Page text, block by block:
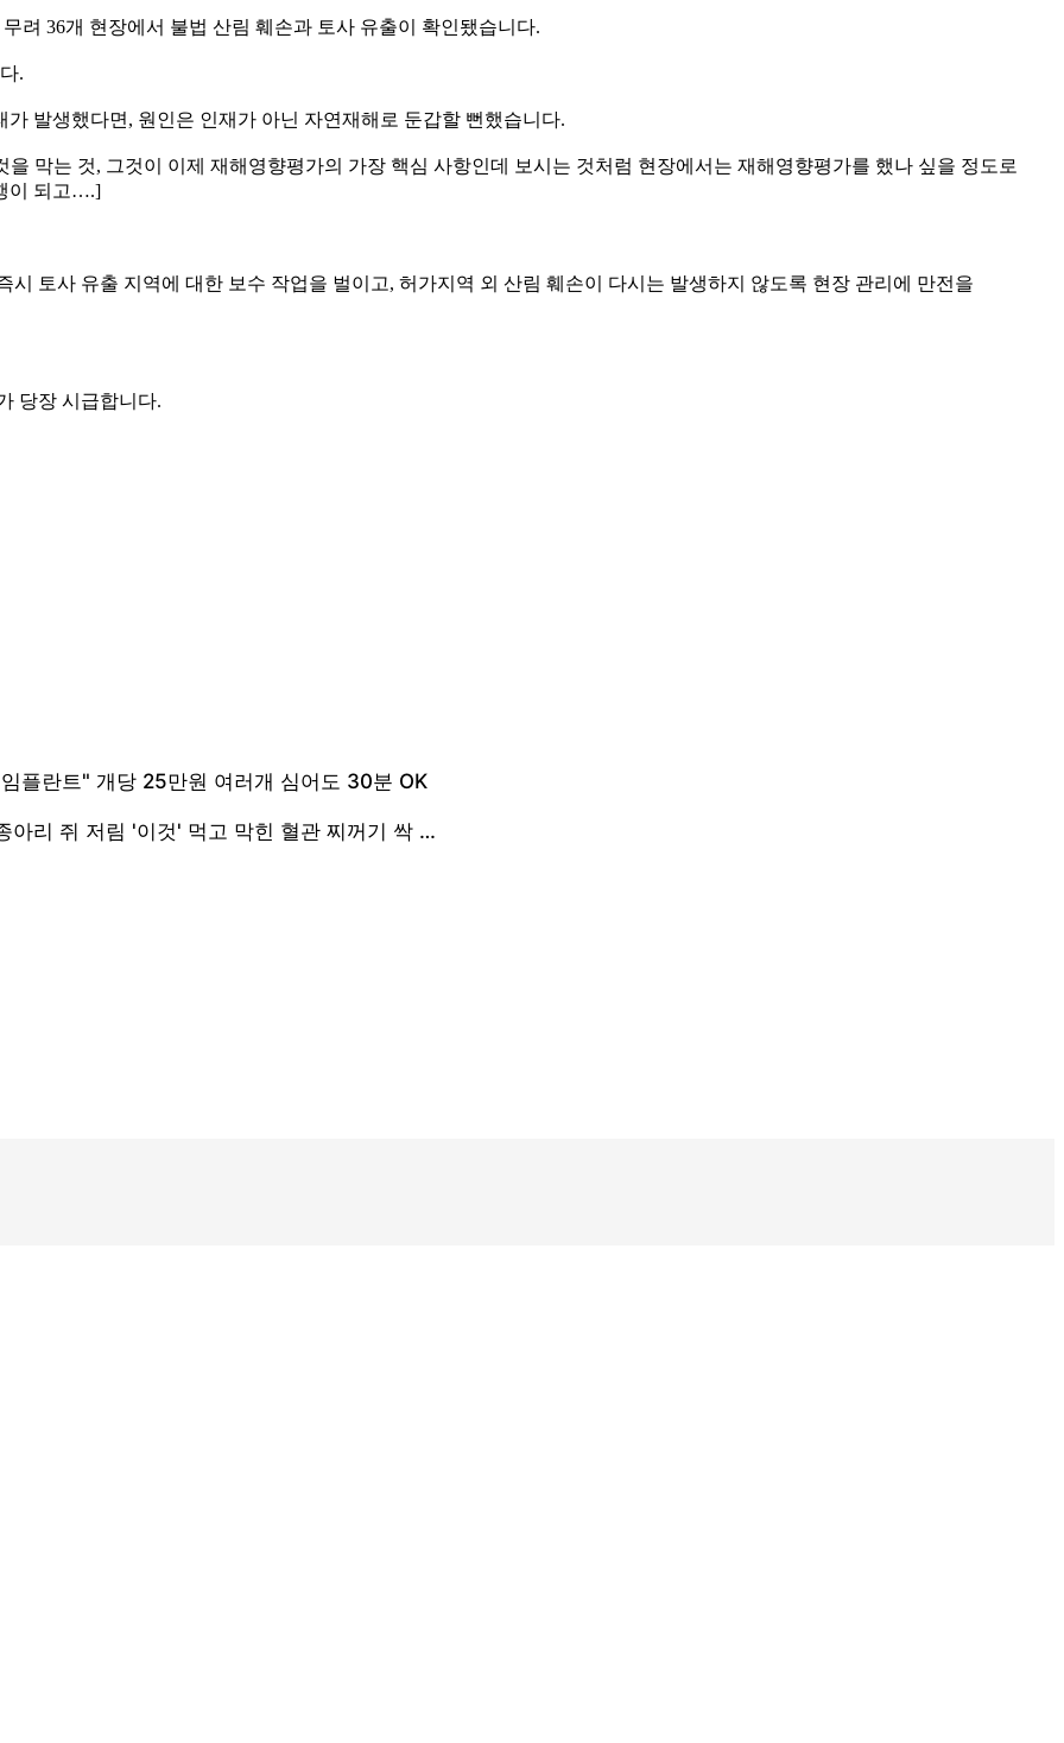
려 36개 현장에서 불법 산림 훼손과 토사 유출이 확인됐습니다.
.
발생했다면, 원인은 인재가 아닌 자연재해로 둔갑할 뻔했습니다.
막는 것, 그것이 이제 재해영향평가의 가장 핵심 사항인데 보시는 것처럼 현장에서는 재해영향평가를 했나 싶을 정도로
이 되고….]
토사 유출 지역에 대한 보수 작업을 벌이고, 허가지역 외 산림 훼손이 다시는 발생하지 않도록 현장 관리에 만전을
당장 시급합니다.